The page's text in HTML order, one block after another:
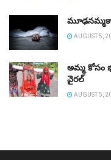
AUGUST 5,
అమ్మ కోసం
వైరల్
AUGUST 5,